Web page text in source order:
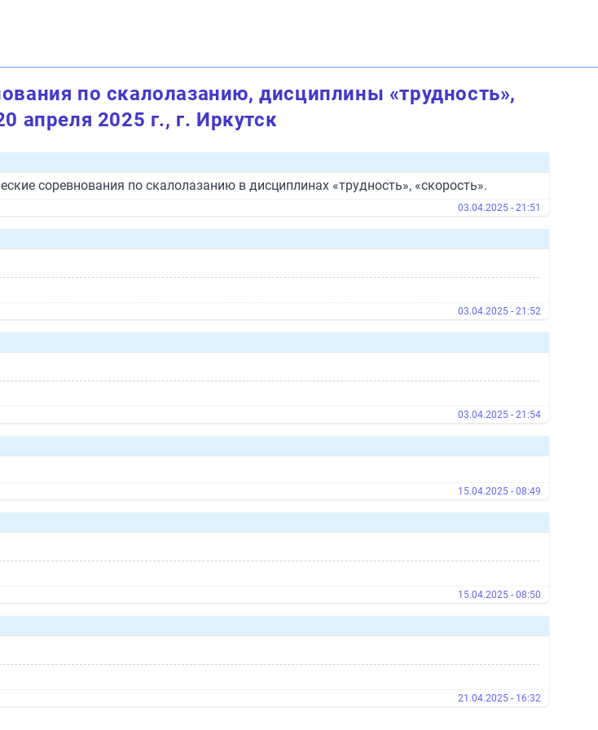
по скалолазанию, дисциплины «трудность»,
апреля 2025 г., г. Иркутск
соревнования по скалолазанию в дисциплинах «трудность», «скорость».
03.04.2025 - 21:51
03.04.2025 - 21:52
03.04.2025 - 21:54
15.04.2025 - 08:49
15.04.2025 - 08:50
21.04.2025 - 16:32